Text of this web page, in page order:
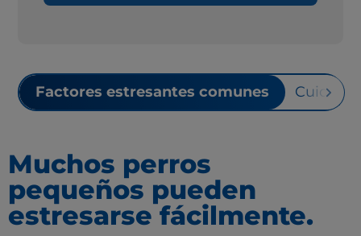
Factores estresantes comunes Cuidado
Muchos perros
pequeños pueden
estresarse fácilmente.